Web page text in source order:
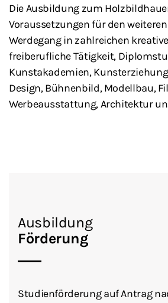
Die Ausbildung zum
Voraussetzungen für den
Werdegang in zahlreichen
freiberufliche Tätigkeit,
Kunstakademien,
Design, Bühnenbild, Modellbau,
Werbeausstattung, Architektur
Ausbildung
Förderung
Studienförderung auf Antrag